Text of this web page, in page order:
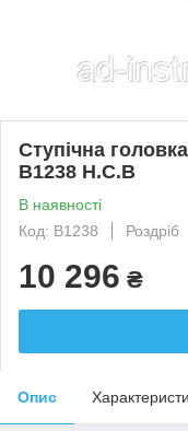
Ступічна
B1238 H.C.B
В наявності
Код: B1238
Роздріб
10 296 ₴
Опис